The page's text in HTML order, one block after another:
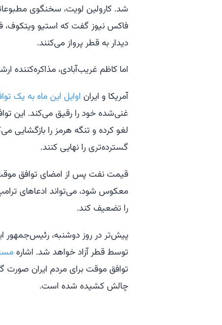
فاکس نیوز گفت که استیو ویتکوف،
دیدار به قطر پرواز می‌کنند.
اما کاظم غریب‌آبادی، مذاکره‌کننده
آمریکا و ایران اوایل این ماه به یک
غنی‌شده خود را رقیق می‌کند. این
گسترده‌تری را نهایی کنند.
قیمت نفت پس از امضای توافق
معکوس شود، می‌تواند ادعاهای
را تضعیف کند.
توسط قطر آزاد خواهد شد. اشاره
توافق موقت برای مردم ایران صورت
چالش کشیده شده است.